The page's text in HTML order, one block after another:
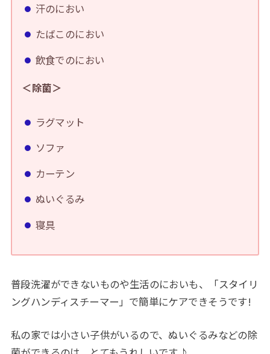
汗のにおい
たばこのにおい
飲食でのにおい
＜除菌＞
ラグマット
ソファ
カーテン
ぬいぐるみ
寝具
普段洗濯ができないものや生活のにおいも、「スタイリ
ングハンディスチーマー」で簡単にケアできそうです!
私の家では小さい子供がいるので、ぬいぐるみなどの除